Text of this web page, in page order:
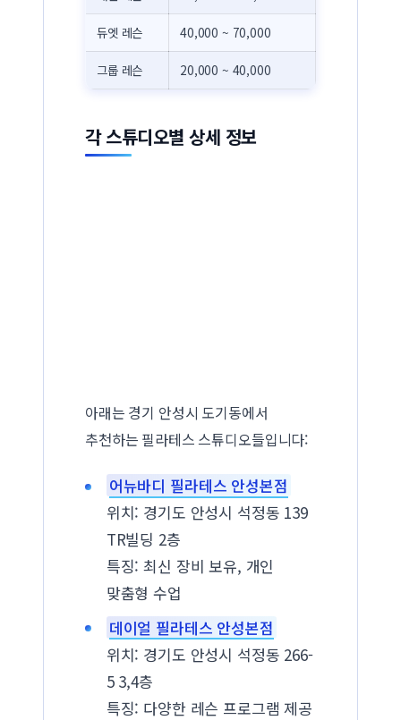
듀엣 레슨 40,000 ~ 70,000
그룹 레슨 20,000 ~ 40,000
각 스튜디오별 상세 정보
아래는 경기 안성시 도기동에서
추천하는 필라테스 스튜디오들입니다:
어뉴바디 필라테스 안성본점
위치: 경기도 안성시 석정동 139
TR빌딩 2층
특징: 최신 장비 보유, 개인
맞춤형 수업
데이얼 필라테스 안성본점
위치: 경기도 안성시 석정동 266-
5 3,4층
특징: 다양한 레슨 프로그램 제공